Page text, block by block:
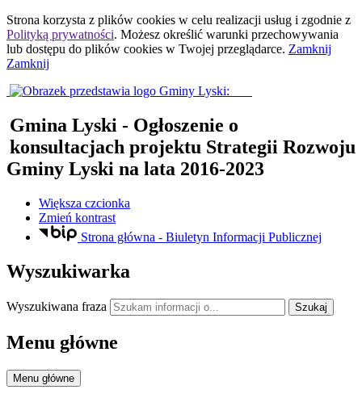
Strona korzysta z plików cookies w celu realizacji usług i zgodnie z
Polityką prywatności. Możesz określić warunki przechowywania
lub dostępu do plików cookies w Twojej przeglądarce. Zamknij
Zamknij
Gmina Lyski - Ogłoszenie o
konsultacjach projektu Strategii Rozwoju
Gminy Lyski na lata 2016-2023
Większa czcionka
Zmień kontrast
Strona główna - Biuletyn Informacji Publicznej
Wyszukiwarka
Wyszukiwana fraza Szukaj
Menu główne
Menu główne